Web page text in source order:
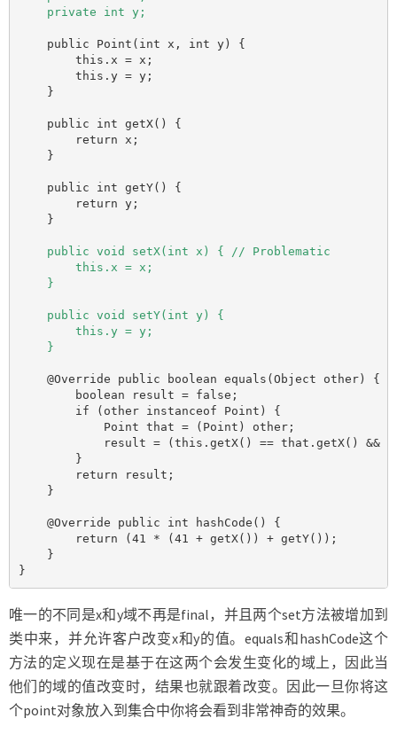
    public Point(int x, int y) {
        this.x = x;
        this.y = y;
    }
    public int getX() {
        return x;
    }
    public int getY() {
        return y;
    public void setX(int x) { // Problematic
        this.x = x;
    }
    public void setY(int y) {
        this.y = y;
    @Override public boolean equals(Object other) {
        boolean result = false;
        if (other instanceof Point) {
            Point that = (Point) other;
result = (this.getX() == that.getX() &&
        }
        return result;
    }
    @Override public int hashCode() {
        return (41 * (41 + getX()) + getY());
    }
}
唯一的不同是x和y域不再是final，并且两个set方法被增加到
类中来，并允许客户改变x和y的值。equals和hashCode这个
方法的定义现在是基于在这两个会发生变化的域上，因此当
他们的域的值改变时，结果也就跟着改变。因此一旦你将这
个point对象放入到集合中你将会看到非常神奇的效果。